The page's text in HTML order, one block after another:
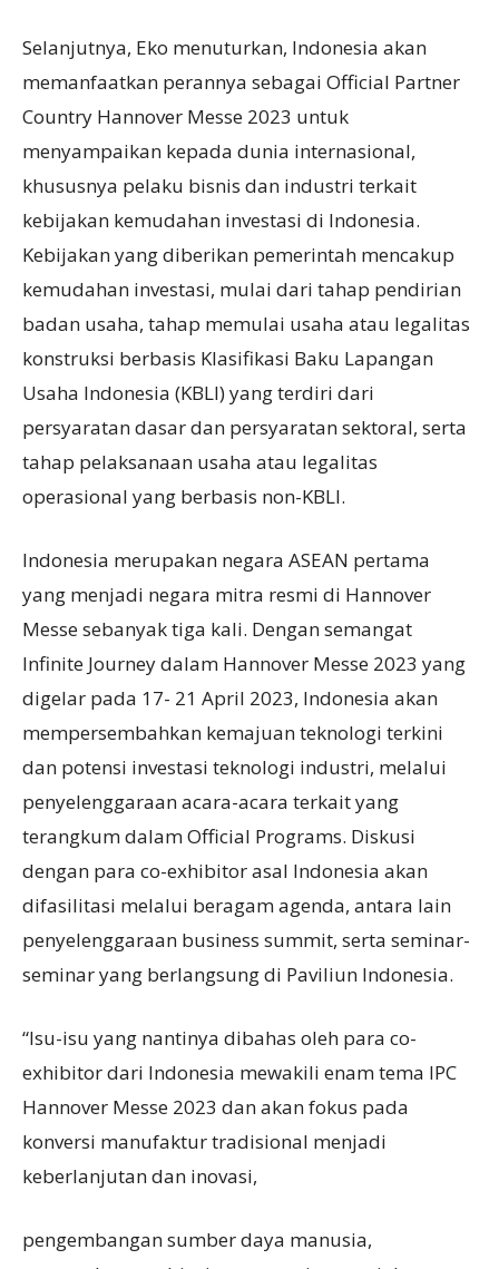
Selanjutnya, Eko menuturkan, Indonesia akan
memanfaatkan perannya sebagai Official Partner
Country Hannover Messe 2023 untuk
menyampaikan kepada dunia internasional,
khususnya pelaku bisnis dan industri terkait
kebijakan kemudahan investasi di Indonesia.
Kebijakan yang diberikan pemerintah mencakup
kemudahan investasi, mulai dari tahap pendirian
badan usaha, tahap memulai usaha atau legalitas
konstruksi berbasis Klasifikasi Baku Lapangan
Usaha Indonesia (KBLI) yang terdiri dari
persyaratan dasar dan persyaratan sektoral, serta
tahap pelaksanaan usaha atau legalitas
operasional yang berbasis non-KBLI.
Indonesia merupakan negara ASEAN pertama
yang menjadi negara mitra resmi di Hannover
Messe sebanyak tiga kali. Dengan semangat
Infinite Journey dalam Hannover Messe 2023 yang
digelar pada 17- 21 April 2023, Indonesia akan
mempersembahkan kemajuan teknologi terkini
dan potensi investasi teknologi industri, melalui
penyelenggaraan acara-acara terkait yang
terangkum dalam Official Programs. Diskusi
dengan para co-exhibitor asal Indonesia akan
difasilitasi melalui beragam agenda, antara lain
penyelenggaraan business summit, serta seminar-
seminar yang berlangsung di Paviliun Indonesia.
“Isu-isu yang nantinya dibahas oleh para co-
exhibitor dari Indonesia mewakili enam tema IPC
Hannover Messe 2023 dan akan fokus pada
konversi manufaktur tradisional menjadi
keberlanjutan dan inovasi,
pengembangan sumber daya manusia,